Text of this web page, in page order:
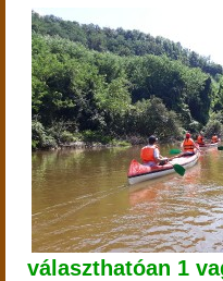
választhatóan 1